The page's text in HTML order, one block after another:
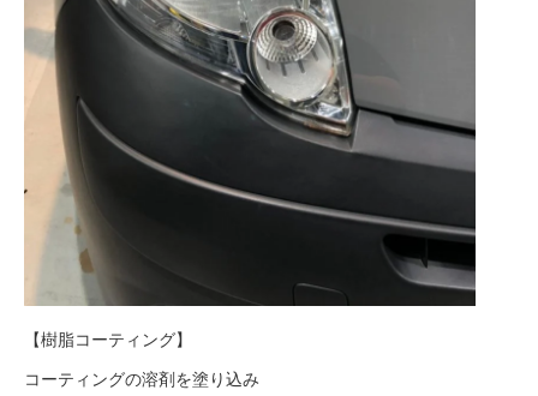
【樹脂コーティング】
コーティングの溶剤を塗り込み